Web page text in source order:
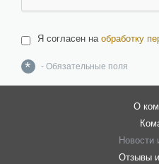
Я согласен на обработку
* - Обязательные поля
О
Новости
Отзывы